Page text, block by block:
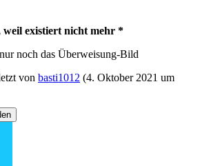
existiert nicht mehr *
noch das Überweisung-Bild
von basti1012 (4. Oktober 2021 um